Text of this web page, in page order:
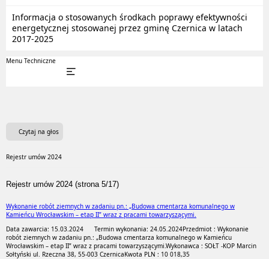
Informacja o stosowanych środkach poprawy efektywności
energetycznej stosowanej przez gminę Czernica w latach
2017-2025
Menu Techniczne
Czytaj na głos
Rejestr umów 2024
Rejestr umów 2024 (strona 5/17)
Wykonanie robót ziemnych w zadaniu pn.: „Budowa cmentarza komunalnego w
Kamieńcu Wrocławskim – etap II” wraz z pracami towarzyszącymi.
Data zawarcia: 15.03.2024 Termin wykonania: 24.05.2024Przedmiot : Wykonanie
robót ziemnych w zadaniu pn.: „Budowa cmentarza komunalnego w Kamieńcu
Wrocławskim – etap II” wraz z pracami towarzyszącymi.Wykonawca : SOŁT -KOP Marcin
Sołtyński ul. Rzeczna 38, 55-003 CzernicaKwota PLN : 10 018,35